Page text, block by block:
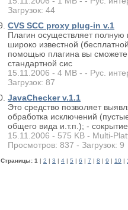
Загрузок: 44
CVS SCC proxy plug-in v.1
Плагин осуществляет
широко известной
помощью плагина вы сможете
стандартной сис
15.11.2006 - 4 MB - - Рус.
Загрузок: 87
JavaChecker v.1.1
Это средство позволяет
обработка исключений
общего вида и.т.п.); -
15.11.2006 - 575 KB - Multi-
Просмотров: 837 - Загрузок: 9
Cтраницы: 1 2 3 4 5 6 7 8 9 10